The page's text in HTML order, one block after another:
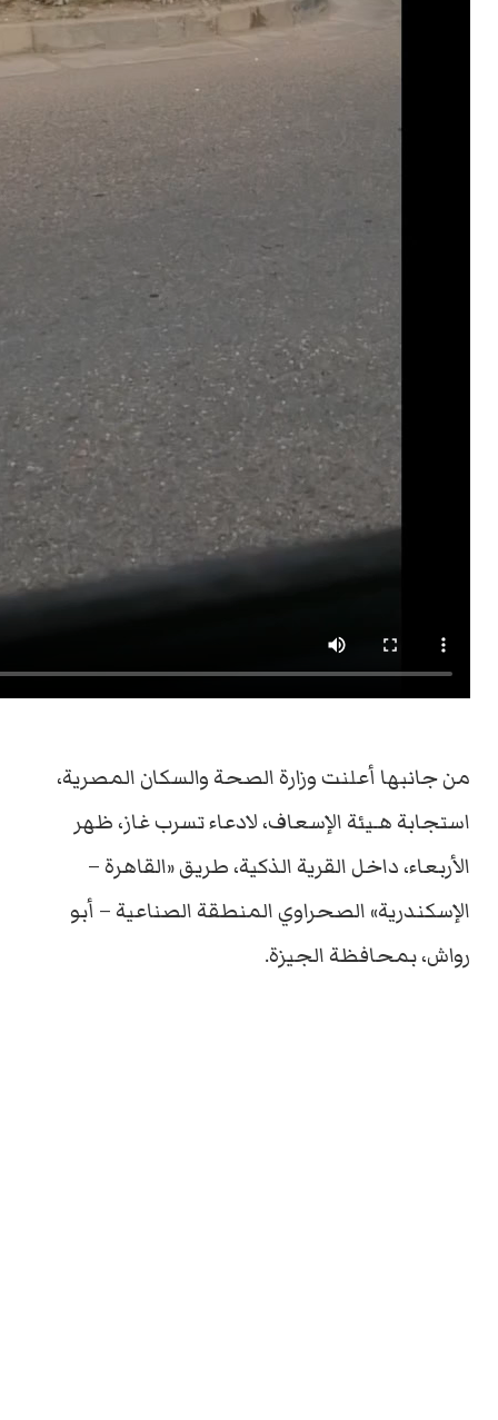
من جانبها أعلنت وزارة الصحة والسكان المصرية،
استجابة هـيئة الإسعاف، لادعاء تسرب غاز، ظهر
الأربعاء، داخل القرية الذكية، طريق «القاهرة –
الإسكندرية» الصحراوي المنطقة الصناعية – أبو
رواش، بمحافظة الجيزة.